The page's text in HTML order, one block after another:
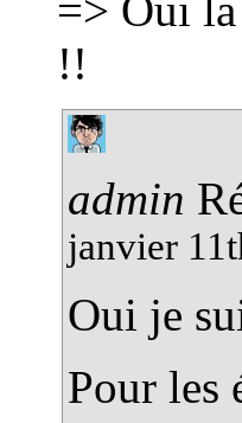
=> Oui la
!!
admin
janvier
Oui je
Pour les